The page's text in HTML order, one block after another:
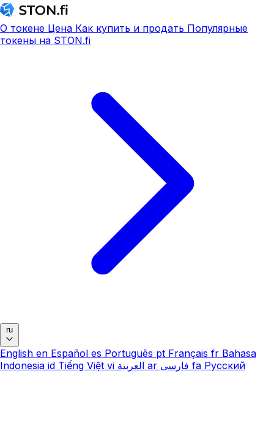
О токене Цена Как купить и продать Популярные
токены на STON.fi
ru
English en Español es Português pt Français fr Bahasa
Indonesia id Tiếng Việt vi العربية ar فارسی fa Русский